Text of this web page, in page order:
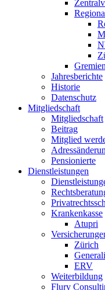
Gremien
Jahresberichte
Historie
Datenschutz
Mitgliedschaft
Mitgliedschaft
Beitrag
Mitglied
Pensionierte
Dienstleistungen
Krankenkasse
Atupri
Zürich
Generali
ERV
Weiterbildung
Flury